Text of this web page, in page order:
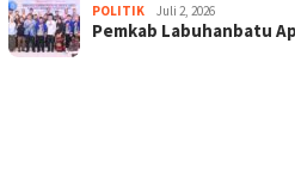
POLITIK Juli 2, 2026
Pemkab Labuhanbatu